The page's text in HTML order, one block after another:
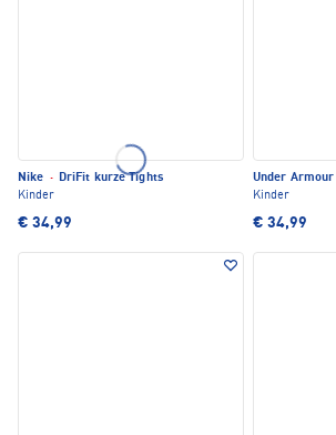
Nike · DriFit kurze Tights
Kinder
€ 34,99
Under Armour
Kinder
€ 34,99